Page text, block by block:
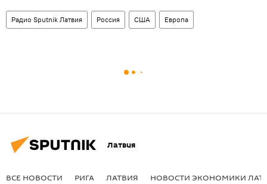
Радио Sputnik Латвия Россия США Европа
Латвия
ВСЕ НОВОСТИ РИГА ЛАТВИЯ НОВОСТИ ЭКОНОМИКИ